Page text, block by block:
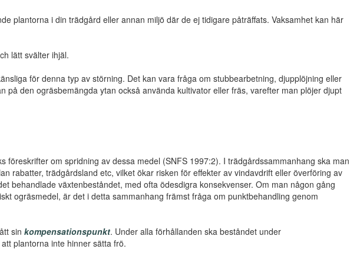
plantorna i din trädgård eller annan miljö där de ej tidigare påträffats. Vaksamhet kan här
lätt svälter ihjäl.
för denna typ av störning. Det kan vara fråga om stubbearbetning, djupplöjning eller
på den ogräsbemängda ytan också använda kultivator eller fräs, varefter man plöjer djupt
föreskrifter om spridning av dessa medel (SNFS 1997:2). I trädgårdssammanhang ska man
rabatter, trädgårdsland etc, vilket ökar risken för effekter av vindavdrift eller överföring av
behandlade växtenbeståndet, med ofta ödesdigra konsekvenser. Om man någon gång
ogräsmedel, är det i detta sammanhang främst fråga om punktbehandling genom
sin kompensationspunkt. Under alla förhållanden ska beståndet under
plantorna inte hinner sätta frö.